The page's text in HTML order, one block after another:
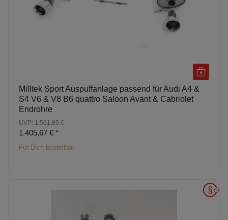
Milltek Sport Auspuffanlage passend für Audi A4 &
S4 V6 & V8 B6 quattro Saloon Avant & Cabriolet
Endrohre
UVP: 1.561,85 €
1.405,67 € *
Für Dich bestellbar